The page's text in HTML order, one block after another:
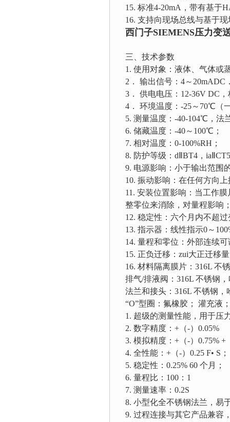
15. 标准4-20mA，带有基于
16. 支持向现场总线与基于
西门子SIEMENS压力变
三、技术参数
1. 使用对象：液体、气体或
2． 输出信号：4～20mADC
3． 供电电压：12-36V DC
4． 环境温度：-25～70℃（
5. 测量温度：-40-104℃，法
6. 储藏温度：-40～100℃；
7. 相对温度：0-100%RH；
8. 防护等级：dⅡBT4，
9. 电源影响：小于输出范围
10. 振动影响：在任何方向
11. 安装位置影响：当工作
整零位来消除，对量程影响
12. 稳定性：六个月内不超
13. 指示器：线性指示0～
14. 量程和零位：外部连续可
15. 正负迁移：zui大正迁移
16. 材料隔离膜片：316L 不
排气/排液阀：316L 不锈钢
法兰和接头：316L 不锈钢
“O”型圈：氟橡胶； 灌充液
1. 超级的测量性能，用于压
2. 数字精度：+（-）0.05%
3. 模拟精度：+（-）0.75% +
4. 全性能：+（-）0.25 F• S；
5. 稳定性：0.25% 60 个月；
6. 量程比：100：1
7. 测量速率：0.2S
8. 小型化全不锈钢法兰，易
9. 过程连接与其它产品兼容